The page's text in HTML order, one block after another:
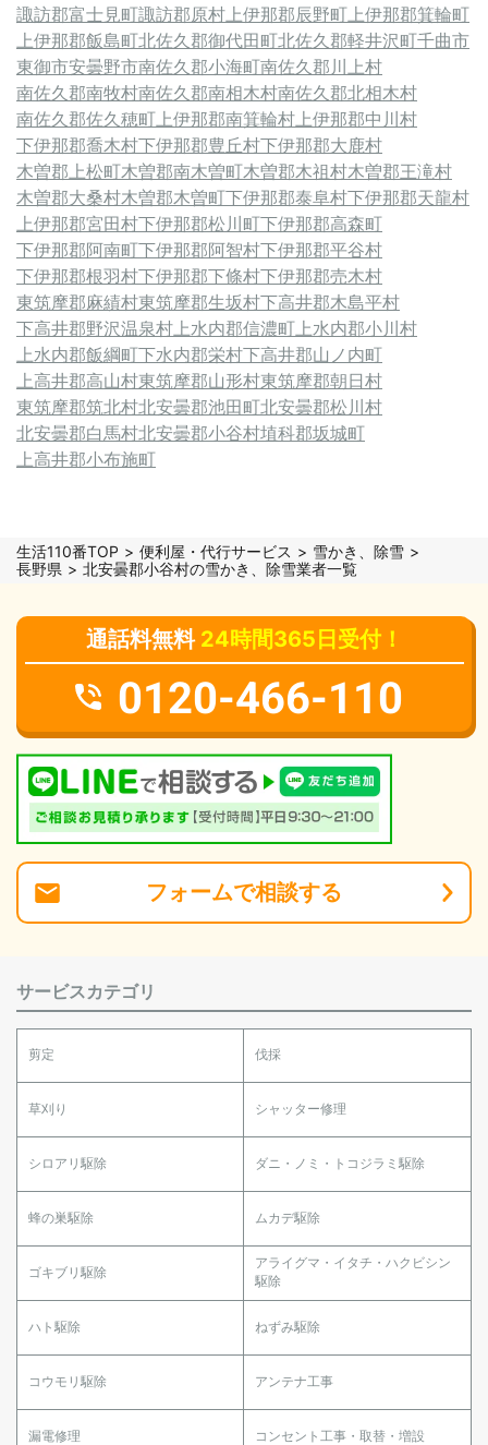
諏訪郡富士見町諏訪郡原村上伊那郡辰野町上伊那郡箕輪町
上伊那郡飯島町北佐久郡御代田町北佐久郡軽井沢町千曲市
東御市安曇野市南佐久郡小海町南佐久郡川上村
南佐久郡南牧村南佐久郡南相木村南佐久郡北相木村
南佐久郡佐久穂町上伊那郡南箕輪村上伊那郡中川村
下伊那郡喬木村下伊那郡豊丘村下伊那郡大鹿村
木曽郡上松町木曽郡南木曽町木曽郡木祖村木曽郡王滝村
木曽郡大桑村木曽郡木曽町下伊那郡泰阜村下伊那郡天龍村
上伊那郡宮田村下伊那郡松川町下伊那郡高森町
下伊那郡阿南町下伊那郡阿智村下伊那郡平谷村
下伊那郡根羽村下伊那郡下條村下伊那郡売木村
東筑摩郡麻績村東筑摩郡生坂村下高井郡木島平村
下高井郡野沢温泉村上水内郡信濃町上水内郡小川村
上水内郡飯綱町下水内郡栄村下高井郡山ノ内町
上高井郡高山村東筑摩郡山形村東筑摩郡朝日村
東筑摩郡筑北村北安曇郡池田町北安曇郡松川村
北安曇郡白馬村北安曇郡小谷村埴科郡坂城町
上高井郡小布施町
生活110番TOP 便利屋・代行サービス
雪かき、除雪
長野県
北安曇郡小谷村の雪かき、除雪業者一覧
通話料無料 24時間365日受付！
0120-466-110
フォームで相談する
サービスカテゴリ
剪定 伐採
草刈り シャッター修理
シロアリ駆除 ダニ・ノミ・トコジラミ駆除
蜂の巣駆除 ムカデ駆除
ゴキブリ駆除
アライグマ・イタチ・ハクビシン
駆除
ハト駆除 ねずみ駆除
コウモリ駆除 アンテナ工事
漏電修理 コンセント工事・取替・増設